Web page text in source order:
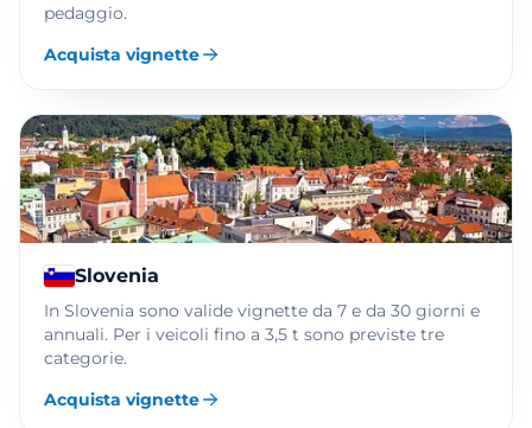
pedaggio.
Acquista vignette
Slovenia
In Slovenia sono valide vignette da 7 e da 30 giorni e
annuali. Per i veicoli fino a 3,5 t sono previste tre
categorie.
Acquista vignette